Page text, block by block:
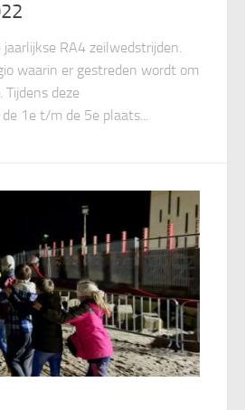
RA4 zeilwedstrijden.
waarin er gestreden wordt om
Tijdens deze
1e t/m de 5e plaats...